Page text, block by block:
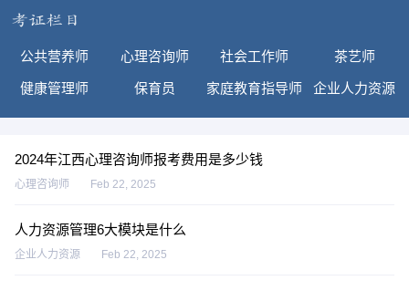
公共营养师 心理咨询师 社会工作师 茶艺师
健康管理师 保育员 家庭教育指导师 企业人力资源
2024年江西心理咨询师报考费用是多少钱
心理咨询师 Feb 22, 2025
人力资源管理6大模块是什么
企业人力资源 Feb 22, 2025